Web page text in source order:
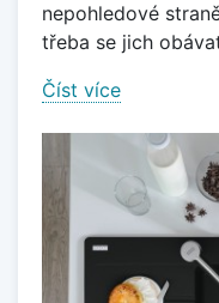
nepohledové
třeba se jich
Číst více